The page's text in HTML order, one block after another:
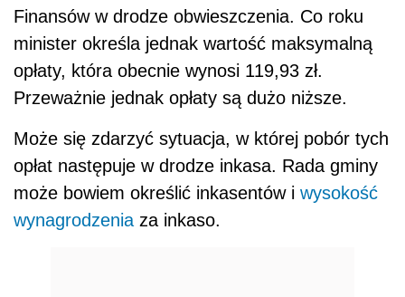
Finansów w drodze obwieszczenia. Co roku
minister określa jednak wartość maksymalną
opłaty, która obecnie wynosi 119,93 zł.
Przeważnie jednak opłaty są dużo niższe.
Może się zdarzyć sytuacja, w której pobór tych
opłat następuje w drodze inkasa. Rada gminy
może bowiem określić inkasentów i wysokość
wynagrodzenia za inkaso.